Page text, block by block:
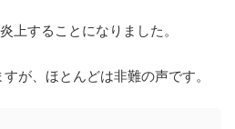
上することになりました。
が、ほとんどは非難の声です。